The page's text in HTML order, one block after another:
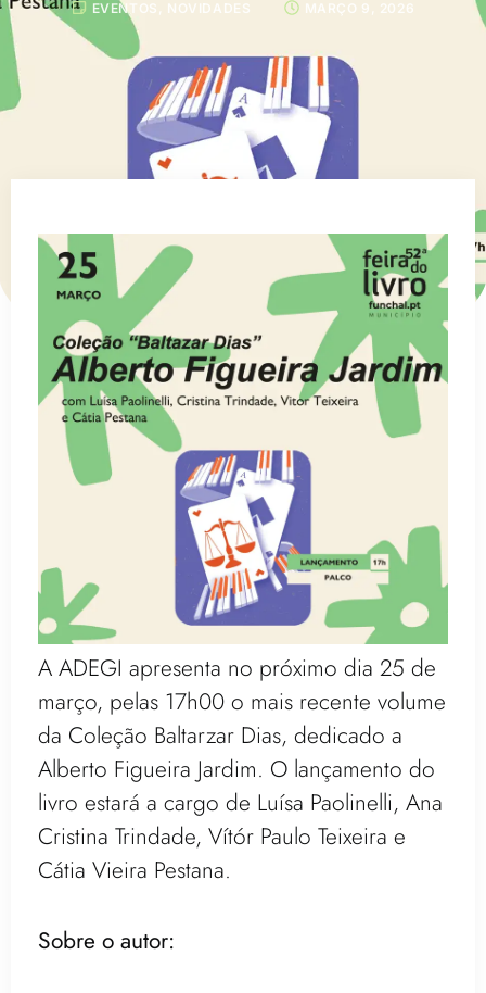
EVENTOS NOVIDADES MARÇO 9, 2026
A ADEGI apresenta no próximo dia 25 de
março, pelas 17h00 o mais recente volume
da Coleção Baltarzar Dias, dedicado a
Alberto Figueira Jardim. O lançamento do
livro estará a cargo de Luísa Paolinelli, Ana
Cristina Trindade, Vítór Paulo Teixeira e
Cátia Vieira Pestana.
Sobre o autor: